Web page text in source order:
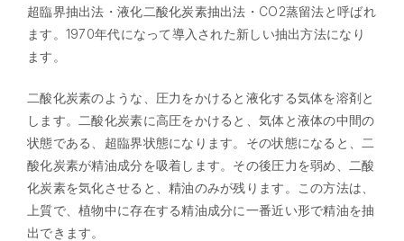
超臨界抽出法・液化二酸化炭素抽出法・CO2蒸留法と呼ばれ
ます。1970年代になって導入された新しい抽出方法になり
ます。
二酸化炭素のような、圧力をかけると液化する気体を溶剤と
します。二酸化炭素に高圧をかけると、気体と液体の中間の
状態である、超臨界状態になります。その状態になると、二
酸化炭素が精油成分を吸着します。その後圧力を弱め、二酸
化炭素を気化させると、精油のみが残ります。この方法は、
上質で、植物中に存在する精油成分に一番近い形で精油を抽
出できます。